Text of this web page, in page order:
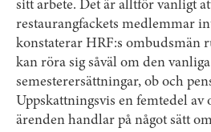
sitt arbete. Det är alltför vanligt
restaurangfackets medlemmar
konstaterar HRF:s ombudsmän
kan röra sig såväl om den
semesterersättningar, ob och
Uppskattningsvis en femtedel av
ärenden handlar på något sätt